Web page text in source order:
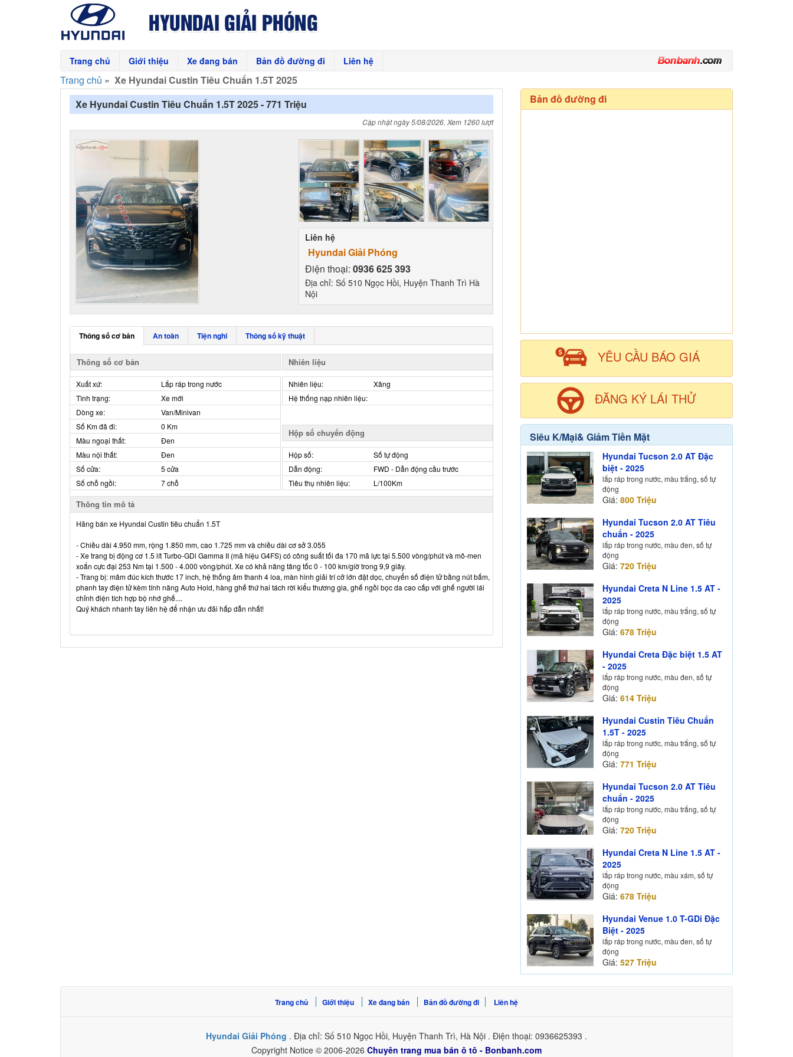
Trang chủ Giới thiệu Xe đang bán Bản đồ đường đi Liên hệ
Trang chủ » Xe Hyundai Custin Tiêu Chuẩn 1.5T 2025
Xe Hyundai Custin Tiêu Chuẩn 1.5T 2025 - 771 Triệu
Cập nhật ngày 5/08/2026. Xem 1260 lượt
Liên hệ
Hyundai Giải Phóng
Điện thoại: 0936 625 393
Địa chỉ: Số 510 Ngọc Hồi, Huyện Thanh Trì Hà
Nội
Thông số cơ bản An toàn Tiện nghi Thông số kỹ thuật
Thông số cơ bản
Xuất xứ:
Lắp ráp trong nước
Tình trạng:
Xe mới
Dòng xe:
Van/Minivan
Số Km đã đi:
0 Km
Màu ngoại thất:
Đen
Màu nội thất:
Đen
Số cửa:
5 cửa
Số chỗ ngồi:
7 chỗ
Nhiên liệu
Nhiên liệu:
Xăng
Hệ thống nạp nhiên liệu:
Hộp số chuyển động
Hộp số:
Số tự động
Dẫn động:
FWD - Dẫn động cầu trước
Tiêu thụ nhiên liệu:
L/100Km
Thông tin mô tả
Hãng bán xe Hyundai Custin tiêu chuẩn 1.5T
- Chiều dài 4.950 mm, rộng 1.850 mm, cao 1.725 mm và chiều dài cơ sở 3.055
- Xe trang bị động cơ 1.5 lít Turbo-GDi Gamma II (mã hiệu G4FS) có công suất tối đa 170 mã lực tại 5.500 vòng/phút và mô-men
xoắn cực đại 253 Nm tại 1.500 - 4.000 vòng/phút. Xe có khả năng tăng tốc 0 - 100 km/giờ trong 9,9 giây.
- Trang bị: mâm đúc kích thước 17 inch, hệ thống âm thanh 4 loa, màn hình giải trí cỡ lớn đặt dọc, chuyển số điện tử bằng nút bấm,
phanh tay điện tử kèm tính năng Auto Hold, hàng ghế thứ hai tách rời kiểu thương gia, ghế ngồi bọc da cao cấp với ghế người lái
chỉnh điện tích hợp bộ nhớ ghế....
Quý khách nhanh tay liên hệ để nhận ưu đãi hấp dẫn nhất!
Bản đồ đường đi
YÊU CẦU BÁO GIÁ
ĐĂNG KÝ LÁI THỬ
Siêu K/Mại& Giảm Tiền Mặt
Hyundai Tucson 2.0 AT Đặc
biệt - 2025
lắp ráp trong nước, màu trắng, số tự
động
Giá: 800 Triệu
Hyundai Tucson 2.0 AT Tiêu
chuẩn - 2025
lắp ráp trong nước, màu đen, số tự
động
Giá: 720 Triệu
Hyundai Creta N Line 1.5 AT -
2025
lắp ráp trong nước, màu trắng, số tự
động
Giá: 678 Triệu
Hyundai Creta Đặc biệt 1.5 AT
- 2025
lắp ráp trong nước, màu đen, số tự
động
Giá: 614 Triệu
Hyundai Custin Tiêu Chuẩn
1.5T - 2025
lắp ráp trong nước, màu trắng, số tự
động
Giá: 771 Triệu
Hyundai Tucson 2.0 AT Tiêu
chuẩn - 2025
lắp ráp trong nước, màu trắng, số tự
động
Giá: 720 Triệu
Hyundai Creta N Line 1.5 AT -
2025
lắp ráp trong nước, màu xám, số tự
động
Giá: 678 Triệu
Hyundai Venue 1.0 T-GDi Đặc
Biệt - 2025
lắp ráp trong nước, màu đen, số tự
động
Giá: 527 Triệu
Trang chủ Giới thiệu Xe đang bán Bản đồ đường đi Liên hệ
Hyundai Giải Phóng . Địa chỉ: Số 510 Ngọc Hồi, Huyện Thanh Trì, Hà Nội . Điện thoại: 0936625393 .
Copyright Notice © 2006-2026 Chuyên trang mua bán ô tô - Bonbanh.com